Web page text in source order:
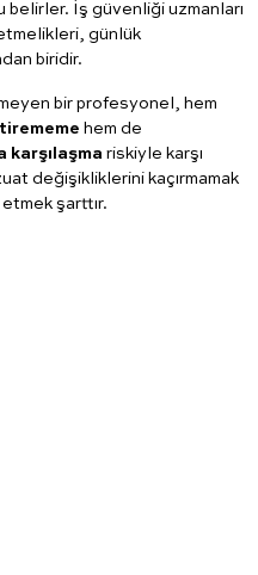
İş güvenliği uzmanları
günlük
biridir.
bir profesyonel, hem
hem de
karşılaşma riskiyle karşı
değişikliklerini kaçırmamak
şarttır.